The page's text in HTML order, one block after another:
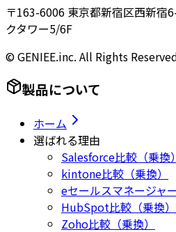
〒163-6006 東京都新宿区西新宿
クタワー5/6F
© GENIEE.inc. All Rights
製品について
ホーム
選ばれる理由
Salesforce比較（乗換）
kintone比較（乗換）
eセールスマネージャ
HubSpot比較（乗換）
Zoho比較（乗換）